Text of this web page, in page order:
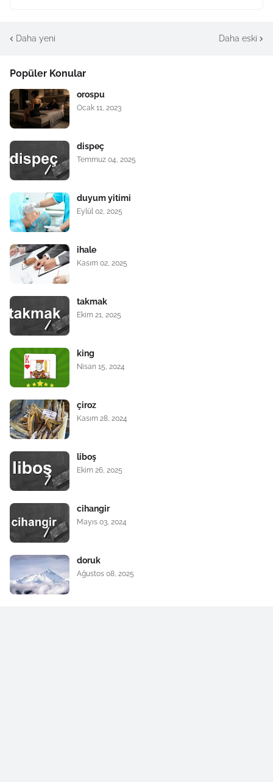
Daha yeni Daha eski
Popüler Konular
orospu
Ocak 11, 2023
dispeç
Temmuz 04, 2025
duyum yitimi
Eylül 02, 2025
ihale
Kasım 02, 2025
takmak
Ekim 21, 2025
king
Nisan 15, 2024
çiroz
Kasım 28, 2024
liboş
Ekim 26, 2025
cihangir
Mayıs 03, 2024
doruk
Ağustos 08, 2025